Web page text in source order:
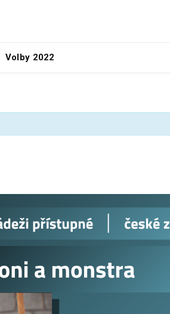
Volby 2022